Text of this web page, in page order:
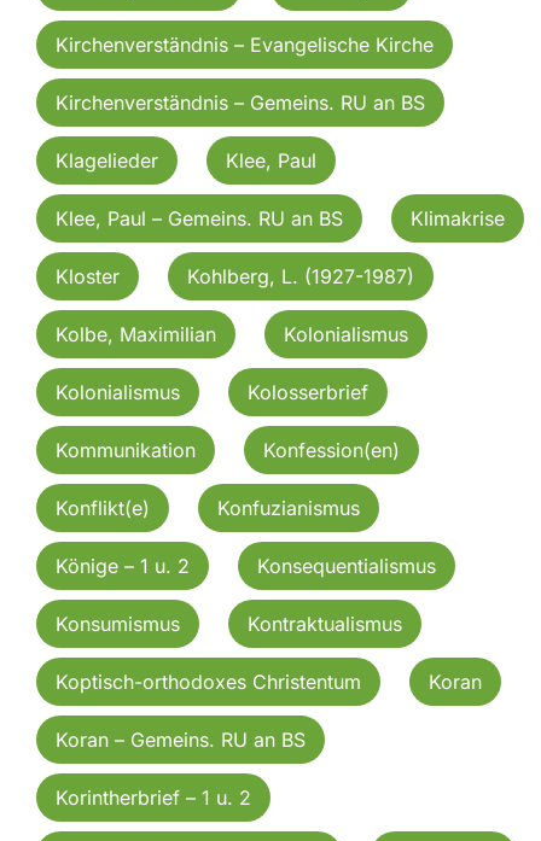
Kirchenverständnis – Evangelische Kirche
Kirchenverständnis – Gemeins. RU an BS
Klagelieder Klee, Paul
Klee, Paul – Gemeins. RU an BS Klimakrise
Kloster Kohlberg, L. (1927-1987)
Kolbe, Maximilian Kolonialismus
Kolonialismus Kolosserbrief
Kommunikation Konfession(en)
Konflikt(e) Konfuzianismus
Könige – 1 u. 2 Konsequentialismus
Konsumismus Kontraktualismus
Koptisch-orthodoxes Christentum Koran
Koran – Gemeins. RU an BS
Korintherbrief – 1 u. 2